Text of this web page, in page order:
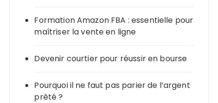
Formation Amazon FBA : essentielle pour
maîtriser la vente en ligne
Devenir courtier pour réussir en bourse
Pourquoi il ne faut pas parier de l’argent
prêté ?